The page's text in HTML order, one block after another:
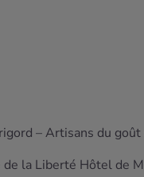
– Artisans du
de la Liberté Hôtel de